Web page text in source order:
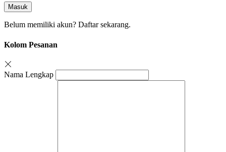
Masuk
Belum memiliki akun? Daftar sekarang.
Kolom Pesanan
Nama Lengkap